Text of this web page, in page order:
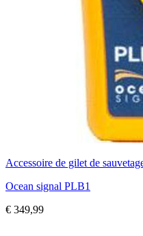
Accessoire de gilet de
Ocean signal PLB1
€ 349,99